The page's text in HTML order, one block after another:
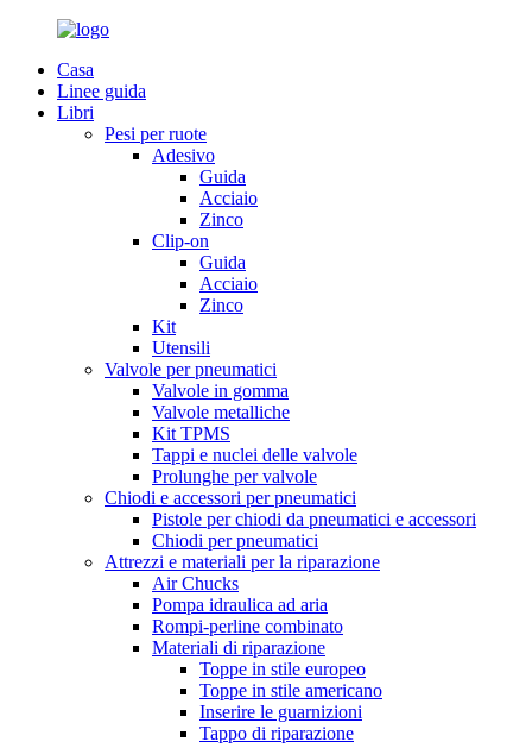
Casa
Linee guida
Libri
Pesi per ruote
Adesivo
Guida
Acciaio
Zinco
Clip-on
Guida
Acciaio
Zinco
Kit
Utensili
Valvole per pneumatici
Valvole in gomma
Valvole metalliche
Kit TPMS
Tappi e nuclei delle valvole
Prolunghe per valvole
Chiodi e accessori per pneumatici
Pistole per chiodi da pneumatici e accessori
Chiodi per pneumatici
Attrezzi e materiali per la riparazione
Air Chucks
Pompa idraulica ad aria
Rompi-perline combinato
Materiali di riparazione
Toppe in stile europeo
Toppe in stile americano
Inserire le guarnizioni
Tappo di riparazione